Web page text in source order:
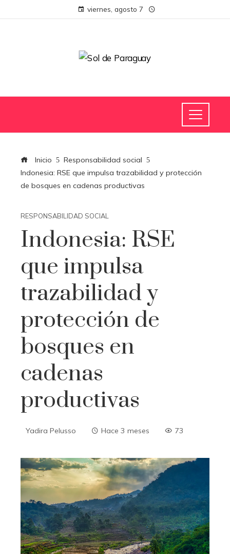
viernes, agosto 7
Inicio
Responsabilidad social
Indonesia: RSE que impulsa trazabilidad y protección
de bosques en cadenas productivas
RESPONSABILIDAD SOCIAL
Indonesia: RSE
que impulsa
trazabilidad y
protección de
bosques en
cadenas
productivas
Yadira Pelusso Hace 3 meses 73